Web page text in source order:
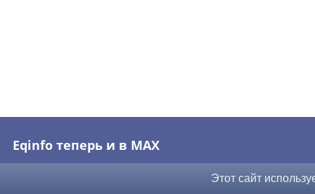
Eqinfo теперь и в MAX
Этот сайт